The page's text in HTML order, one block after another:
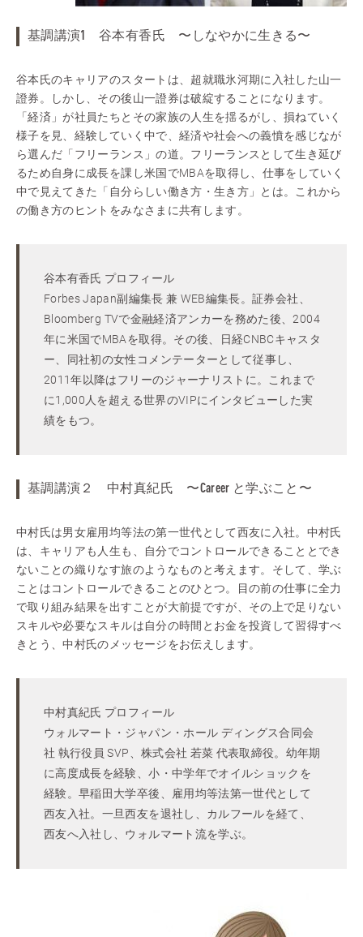
基調講演1 谷本有香氏 〜しなやかに生きる〜
谷本氏のキャリアのスタートは、超就職氷河期に入社した山一
證券。しかし、その後山一證券は破綻することになります。
「経済」が社員たちとその家族の人生を揺るがし、損ねていく
様子を見、経験していく中で、経済や社会への義憤を感じなが
ら選んだ「フリーランス」の道。フリーランスとして生き延び
るため自身に成長を課し米国でMBAを取得し、仕事をしていく
中で見えてきた「自分らしい働き方・生き方」とは。これから
の働き方のヒントをみなさまに共有します。
谷本有香氏 プロフィール
Forbes Japan副編集長 兼 WEB編集長。証券会社、
Bloomberg TVで金融経済アンカーを務めた後、2004
年に米国でMBAを取得。その後、日経CNBCキャスタ
ー、同社初の女性コメンテーターとして従事し、
2011年以降はフリーのジャーナリストに。これまで
に1,000人を超える世界のVIPにインタビューした実
績をもつ。
基調講演２ 中村真紀氏 〜Career と学ぶこと〜
中村氏は男女雇用均等法の第一世代として西友に入社。中村氏
は、キャリアも人生も、自分でコントロールできることとでき
ないことの織りなす旅のようなものと考えます。そして、学ぶ
ことはコントロールできることのひとつ。目の前の仕事に全力
で取り組み結果を出すことが大前提ですが、その上で足りない
スキルや必要なスキルは自分の時間とお金を投資して習得すべ
きとう、中村氏のメッセージをお伝えします。
中村真紀氏 プロフィール
ウォルマート・ジャパン・ホール ディングス合同会
社 執行役員 SVP、株式会社 若菜 代表取締役。幼年期
に高度成長を経験、小・中学年でオイルショックを
経験。早稲田大学卒後、雇用均等法第一世代として
西友入社。一旦西友を退社し、カルフールを経て、
西友へ入社し、ウォルマート流を学ぶ。